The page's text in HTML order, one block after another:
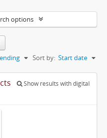
options
Sort by: Start date
Show results with digital